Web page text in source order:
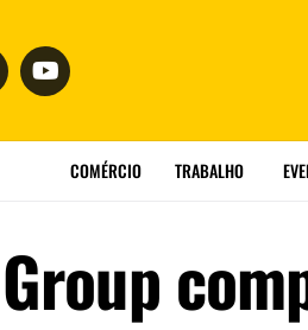
COMÉRCIO TRABALHO